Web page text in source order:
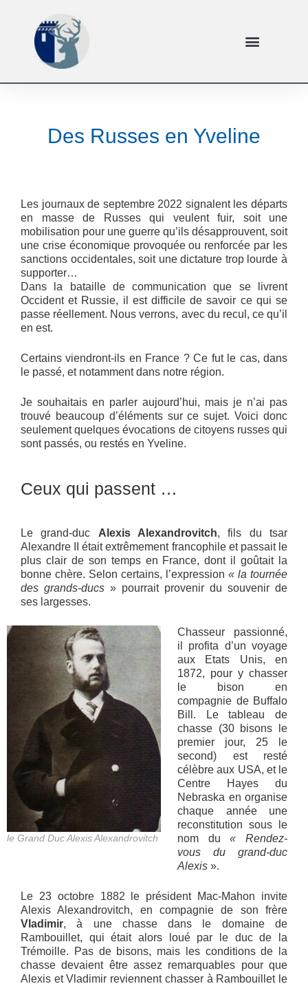
Des Russes en Yveline
Les journaux de septembre 2022 signalent les départs
en masse de Russes qui veulent fuir, soit une
mobilisation pour une guerre qu’ils désapprouvent, soit
une crise économique provoquée ou renforcée par les
sanctions occidentales, soit une dictature trop lourde à
supporter…
Dans la bataille de communication que se livrent
Occident et Russie, il est difficile de savoir ce qui se
passe réellement. Nous verrons, avec du recul, ce qu’il
en est.
Certains viendront-ils en France ? Ce fut le cas, dans
le passé, et notamment dans notre région.
Je souhaitais en parler aujourd’hui, mais je n’ai pas
trouvé beaucoup d’éléments sur ce sujet. Voici donc
seulement quelques évocations de citoyens russes qui
sont passés, ou restés en Yveline.
Ceux qui passent …
Le grand-duc Alexis Alexandrovitch, fils du tsar
Alexandre II était extrêmement francophile et passait le
plus clair de son temps en France, dont il goûtait la
bonne chère. Selon certains, l’expression « la tournée
des grands-ducs » pourrait provenir du souvenir de
ses largesses.
le Grand Duc Alexis Alexandrovitch
Chasseur passionné,
il profita d’un voyage
aux Etats Unis, en
1872, pour y chasser
le bison en
compagnie de Buffalo
Bill. Le tableau de
chasse (30 bisons le
premier jour, 25 le
second) est resté
célèbre aux USA, et le
Centre Hayes du
Nebraska en organise
chaque année une
reconstitution sous le
nom du« Rendez-
vous du grand-duc
Alexis ».
Le 23 octobre 1882 le président Mac-Mahon invite
Alexis Alexandrovitch, en compagnie de son frère
Vladimir, à une chasse dans le domaine de
Rambouillet, qui était alors loué par le duc de la
Trémoille. Pas de bisons, mais les conditions de la
chasse devaient être assez remarquables pour que
Alexis et Vladimir reviennent chasser à Rambouillet le